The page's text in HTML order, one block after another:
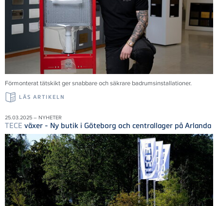
Förmonterat tätskikt ger snabbare och säkrare badrumsinstallationer.
LÄS ARTIKELN
25.03.2025 – NYHETER
TECE växer - Ny butik i Göteborg och centrallager på Arlanda